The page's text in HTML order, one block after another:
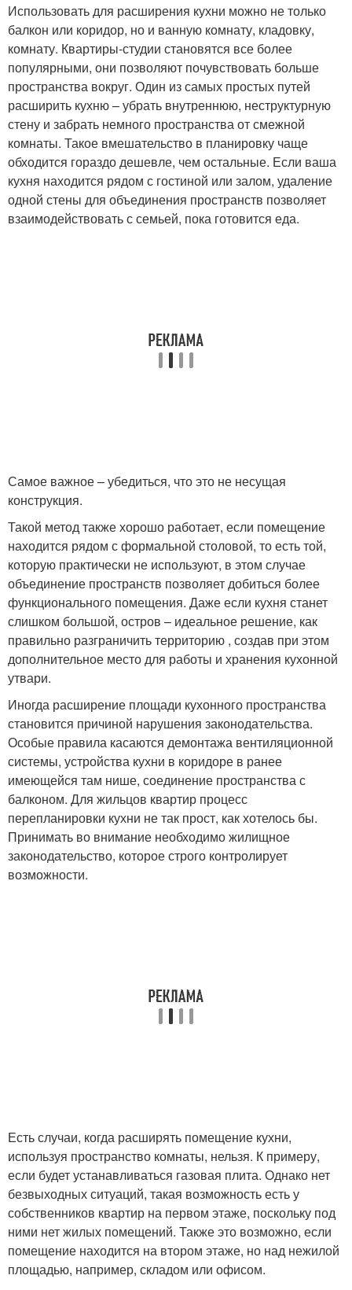
Использовать для расширения кухни можно не только
балкон или коридор, но и ванную комнату, кладовку,
комнату. Квартиры-студии становятся все более
популярными, они позволяют почувствовать больше
пространства вокруг. Один из самых простых путей
расширить кухню – убрать внутреннюю, неструктурную
стену и забрать немного пространства от смежной
комнаты. Такое вмешательство в планировку чаще
обходится гораздо дешевле, чем остальные. Если ваша
кухня находится рядом с гостиной или залом, удаление
одной стены для объединения пространств позволяет
взаимодействовать с семьей, пока готовится еда.
Самое важное – убедиться, что это не несущая
конструкция.
Такой метод также хорошо работает, если помещение
находится рядом с формальной столовой, то есть той,
которую практически не используют, в этом случае
объединение пространств позволяет добиться более
функционального помещения. Даже если кухня станет
слишком большой, остров – идеальное решение, как
правильно разграничить территорию , создав при этом
дополнительное место для работы и хранения кухонной
утвари.
Иногда расширение площади кухонного пространства
становится причиной нарушения законодательства.
Особые правила касаются демонтажа вентиляционной
системы, устройства кухни в коридоре в ранее
имеющейся там нише, соединение пространства с
балконом. Для жильцов квартир процесс
перепланировки кухни не так прост, как хотелось бы.
Принимать во внимание необходимо жилищное
законодательство, которое строго контролирует
возможности.
Есть случаи, когда расширять помещение кухни,
используя пространство комнаты, нельзя. К примеру,
если будет устанавливаться газовая плита. Однако нет
безвыходных ситуаций, такая возможность есть у
собственников квартир на первом этаже, поскольку под
ними нет жилых помещений. Также это возможно, если
помещение находится на втором этаже, но над нежилой
площадью, например, складом или офисом.